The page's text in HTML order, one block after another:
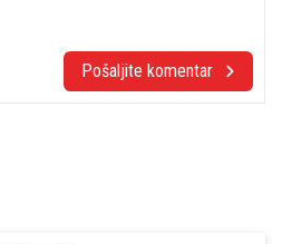
Pošaljite komentar